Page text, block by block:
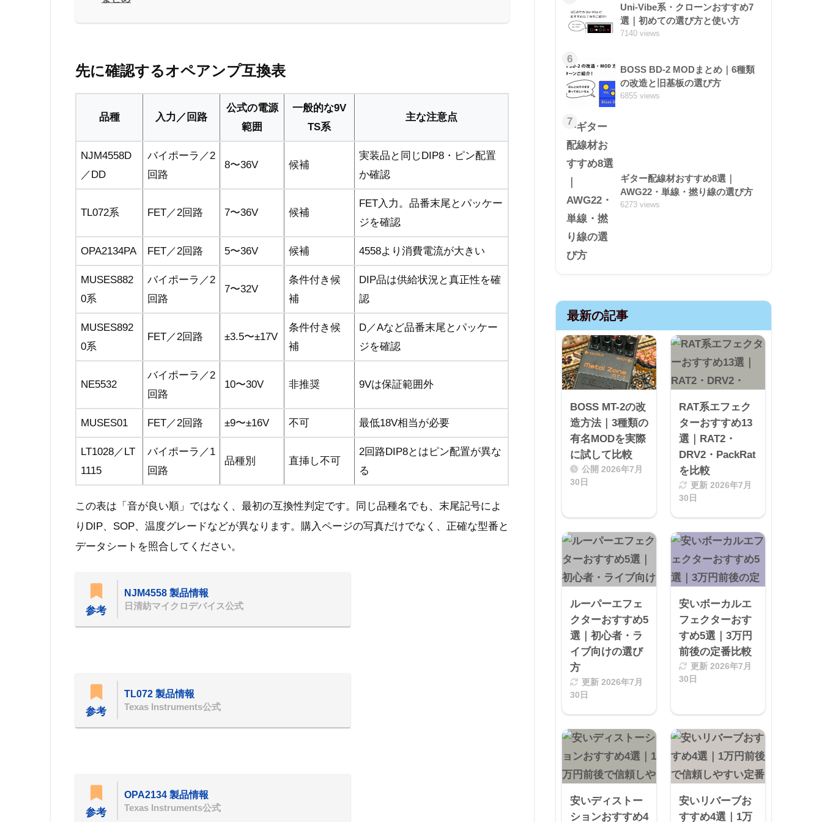
先に確認するオペアンプ互換表
品種 入力／回路
公式の電源
範囲
一般的な9V
TS系
主な注意点
NJM4558D
／DD
バイポーラ／2
回路
8〜36V 候補
実装品と同じDIP8・ピン配置
か確認
TL072系 FET／2回路 7〜36V 候補
FET入力。品番末尾とパッケー
ジを確認
OPA2134PA FET／2回路 5〜36V 候補 4558より消費電流が大きい
MUSES882
0系
バイポーラ／2
回路
7〜32V
条件付き候
補
DIP品は供給状況と真正性を確
認
MUSES892
0系
FET／2回路 ±3.5〜±17V
条件付き候
補
D／Aなど品番末尾とパッケー
ジを確認
NE5532
バイポーラ／2
回路
10〜30V 非推奨 9Vは保証範囲外
MUSES01 FET／2回路 ±9〜±16V 不可 最低18V相当が必要
LT1028／LT
1115
バイポーラ／1
回路
品種別 直挿し不可
2回路DIP8とはピン配置が異な
る
この表は「音が良い順」ではなく、最初の互換性判定です。同じ品種名でも、末尾記号によ
りDIP、SOP、温度グレードなどが異なります。購入ページの写真だけでなく、正確な型番と
データシートを照合してください。
参考
NJM4558 製品情報
日清紡マイクロデバイス公式
参考
TL072 製品情報
Texas Instruments公式
参考
OPA2134 製品情報
Texas Instruments公式
Uni-Vibe系・クローンおすすめ7
選｜初めての選び方と使い方
7140 views
6
BOSS BD-2 MODまとめ｜6種類
の改造と旧基板の選び方
6855 views
7
ギター配線材おすすめ8選｜
AWG22・単線・撚り線の選び方
6273 views
最新の記事
BOSS MT-2の改
造方法｜3種類の
有名MODを実際
に試して比較
公開 2026年7月
30日
RAT系エフェク
ターおすすめ13
選｜RAT2・
DRV2・PackRat
を比較
更新 2026年7月
30日
ルーパーエフェ
クターおすすめ5
選｜初心者・ラ
イブ向けの選び
方
更新 2026年7月
30日
安いボーカルエ
フェクターおす
すめ5選｜3万円
前後の定番比較
更新 2026年7月
30日
安いディストー
ションおすすめ4
安いリバーブお
すすめ4選｜1万